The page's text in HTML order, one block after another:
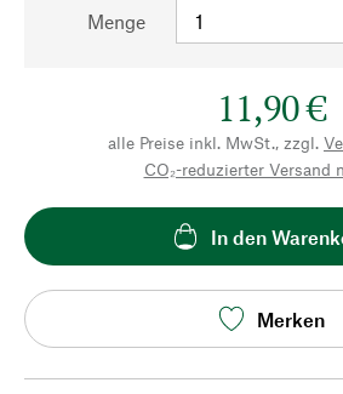
Menge
11,90 €
alle Preise inkl. MwSt., zzgl.
CO₂-reduzierter Versand
In den
Merken